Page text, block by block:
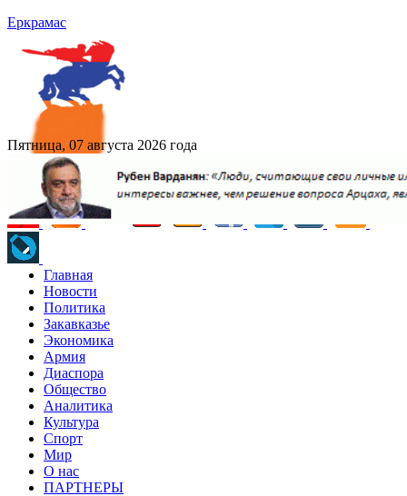
Еркрамас
Пятница, 07 августа 2026 года
Главная
Новости
Политика
Закавказье
Экономика
Армия
Диаспора
Общество
Аналитика
Культура
Спорт
Мир
О нас
ПАРТНЕРЫ